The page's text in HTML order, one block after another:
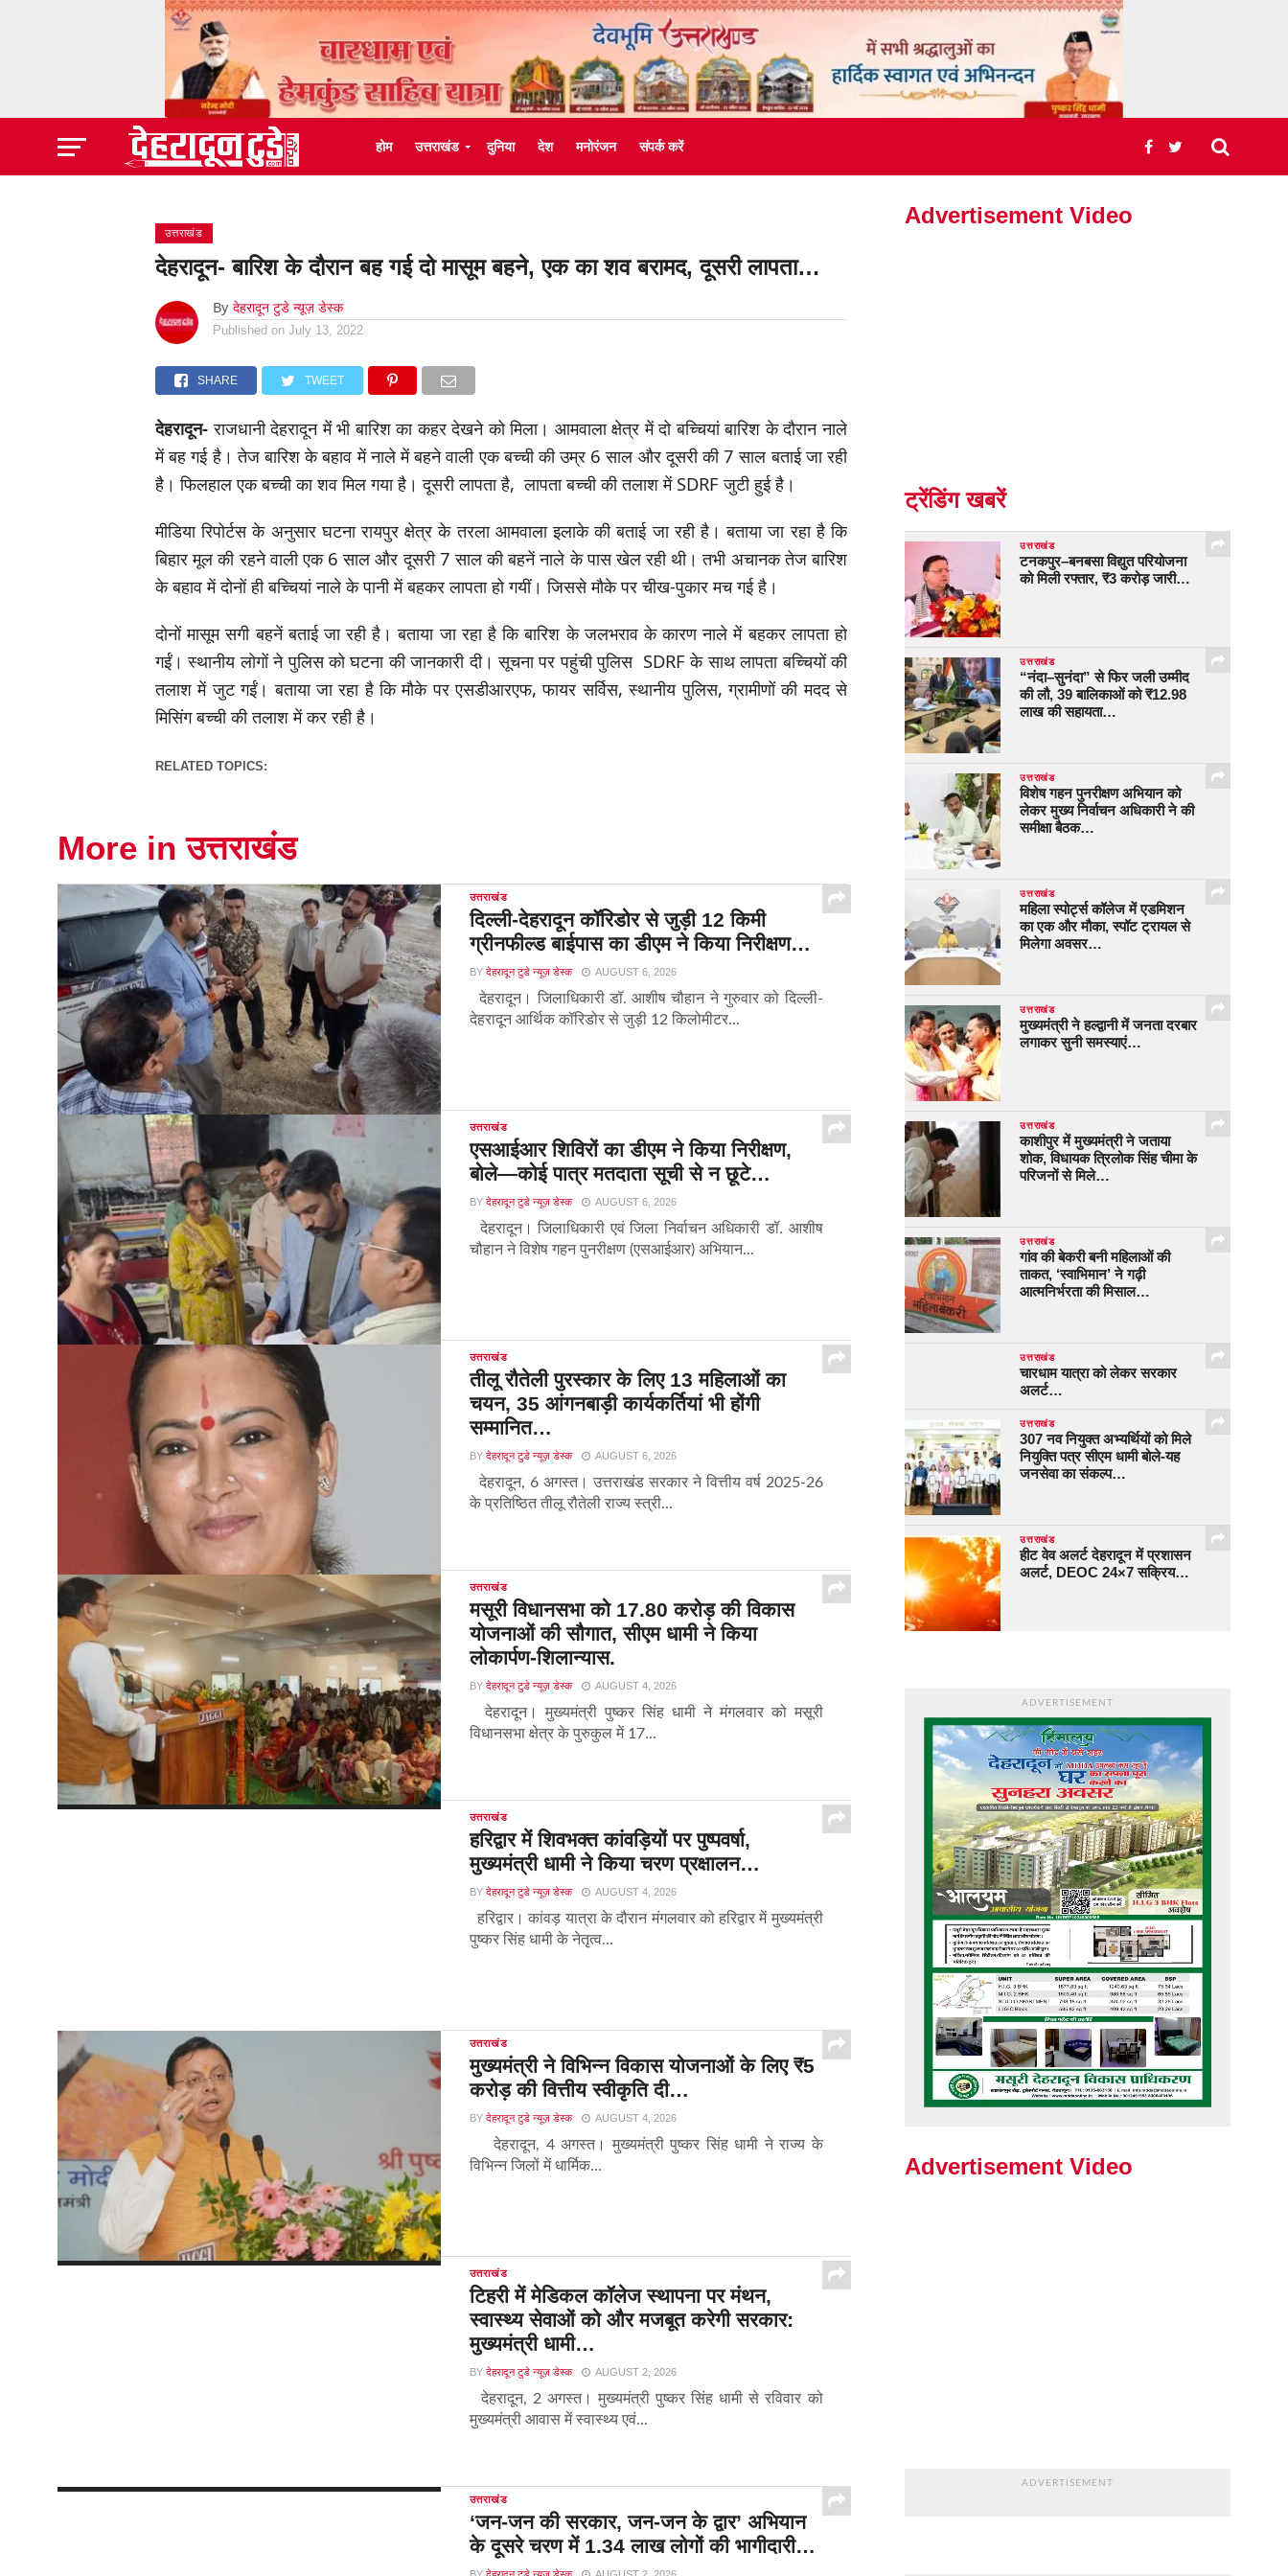
होम उत्तराखंड दुनिया देश मनोरंजन संपर्क करें
उत्तराखंड
देहरादून- बारिश के दौरान बह गई दो मासूम बहने, एक का शव बरामद, दूसरी लापता…
By देहरादून टुडे न्यूज़ डेस्क
Published on July 13, 2022
SHARE TWEET
देहरादून-राजधानी देहरादून मेंं भी बारिश का कहर देखने को मिला। आमवाला क्षेत्र में दो बच्चियां बारिश के दौरान नाले
में बह गई है। तेज बारिश के बहाव में नाले में बहने वाली एक बच्ची की उम्र 6 साल और दूसरी की 7 साल बताई जा रही
है। फिलहाल एक बच्ची का शव मिल गया है। दूसरी लापता है, लापता बच्ची की तलाश में SDRF जुटी हुई है।
मीडिया रिपोर्टस के अनुसार घटना रायपुर क्षेत्र के तरला आमवाला इलाके की बताई जा रही है। बताया जा रहा है कि
बिहार मूल की रहने वाली एक 6 साल और दूसरी 7 साल की बहनें नाले के पास खेल रही थी। तभी अचानक तेज बारिश
के बहाव में दोनों ही बच्चियां नाले के पानी में बहकर लापता हो गयीं। जिससे मौके पर चीख-पुकार मच गई है।
दोनों मासूम सगी बहनें बताई जा रही है। बताया जा रहा है कि बारिश के जलभराव के कारण नाले में बहकर लापता हो
गईं। स्थानीय लोगों ने पुलिस को घटना की जानकारी दी। सूचना पर पहुंची पुलिस SDRF के साथ लापता बच्चियों की
तलाश में जुट गईं। बताया जा रहा है कि मौके पर एसडीआरएफ, फायर सर्विस, स्थानीय पुलिस, ग्रामीणों की मदद से
मिसिंग बच्ची की तलाश में कर रही है।
RELATED TOPICS:
More in उत्तराखंड
उत्तराखंड
दिल्ली-देहरादून कॉरिडोर से जुड़ी 12 किमी
ग्रीनफील्ड बाईपास का डीएम ने किया निरीक्षण…
BY देहरादून टुडे न्यूज़ डेस्क AUGUST 6, 2026
देहरादून। जिलाधिकारी डॉ. आशीष चौहान ने गुरुवार को दिल्ली-
देहरादून आर्थिक कॉरिडोर से जुड़ी 12 किलोमीटर...
उत्तराखंड
एसआईआर शिविरों का डीएम ने किया निरीक्षण,
बोले—कोई पात्र मतदाता सूची से न छूटे…
BY देहरादून टुडे न्यूज़ डेस्क AUGUST 6, 2026
देहरादून। जिलाधिकारी एवं जिला निर्वाचन अधिकारी डॉ. आशीष
चौहान ने विशेष गहन पुनरीक्षण (एसआईआर) अभियान...
उत्तराखंड
तीलू रौतेली पुरस्कार के लिए 13 महिलाओं का
चयन, 35 आंगनबाड़ी कार्यकर्तियां भी होंगी
सम्मानित…
BY देहरादून टुडे न्यूज़ डेस्क AUGUST 6, 2026
देहरादून, 6 अगस्त। उत्तराखंड सरकार ने वित्तीय वर्ष 2025-26
के प्रतिष्ठित तीलू रौतेली राज्य स्त्री...
उत्तराखंड
मसूरी विधानसभा को 17.80 करोड़ की विकास
योजनाओं की सौगात, सीएम धामी ने किया
लोकार्पण-शिलान्यास.
BY देहरादून टुडे न्यूज़ डेस्क AUGUST 4, 2026
देहरादून। मुख्यमंत्री पुष्कर सिंह धामी ने मंगलवार को मसूरी
विधानसभा क्षेत्र के पुरुकुल में 17...
उत्तराखंड
हरिद्वार में शिवभक्त कांवड़ियों पर पुष्पवर्षा,
मुख्यमंत्री धामी ने किया चरण प्रक्षालन…
BY देहरादून टुडे न्यूज़ डेस्क AUGUST 4, 2026
हरिद्वार। कांवड़ यात्रा के दौरान मंगलवार को हरिद्वार में मुख्यमंत्री
पुष्कर सिंह धामी के नेतृत्व...
उत्तराखंड
मुख्यमंत्री ने विभिन्न विकास योजनाओं के लिए ₹5
करोड़ की वित्तीय स्वीकृति दी…
BY देहरादून टुडे न्यूज़ डेस्क AUGUST 4, 2026
देहरादून, 4 अगस्त। मुख्यमंत्री पुष्कर सिंह धामी ने राज्य के
विभिन्न जिलों में धार्मिक...
उत्तराखंड
टिहरी में मेडिकल कॉलेज स्थापना पर मंथन,
स्वास्थ्य सेवाओं को और मजबूत करेगी सरकार:
मुख्यमंत्री धामी…
BY देहरादून टुडे न्यूज़ डेस्क AUGUST 2, 2026
देहरादून, 2 अगस्त। मुख्यमंत्री पुष्कर सिंह धामी से रविवार को
मुख्यमंत्री आवास में स्वास्थ्य एवं...
उत्तराखंड
‘जन-जन की सरकार, जन-जन के द्वार’ अभियान
के दूसरे चरण में 1.34 लाख लोगों की भागीदारी…
Advertisement Video
ट्रेंडिंग खबरें
उत्तराखंड
टनकपुर–बनबसा विद्युत परियोजना
को मिली रफ्तार, ₹3 करोड़ जारी…
उत्तराखंड
“नंदा–सुनंदा” से फिर जली उम्मीद
की लौ, 39 बालिकाओं को ₹12.98
लाख की सहायता…
उत्तराखंड
विशेष गहन पुनरीक्षण अभियान को
लेकर मुख्य निर्वाचन अधिकारी ने की
समीक्षा बैठक…
उत्तराखंड
महिला स्पोर्ट्स कॉलेज में एडमिशन
का एक और मौका, स्पॉट ट्रायल से
मिलेगा अवसर…
उत्तराखंड
मुख्यमंत्री ने हल्द्वानी में जनता दरबार
लगाकर सुनी समस्याएं…
उत्तराखंड
काशीपुर में मुख्यमंत्री ने जताया
शोक, विधायक त्रिलोक सिंह चीमा के
परिजनों से मिले…
उत्तराखंड
गांव की बेकरी बनी महिलाओं की
ताकत, ‘स्वाभिमान’ ने गढ़ी
आत्मनिर्भरता की मिसाल…
उत्तराखंड
चारधाम यात्रा को लेकर सरकार
अलर्ट…
उत्तराखंड
307 नव नियुक्त अभ्यर्थियों को मिले
नियुक्ति पत्र सीएम धामी बोले-यह
जनसेवा का संकल्प…
उत्तराखंड
हीट वेव अलर्ट देहरादून में प्रशासन
अलर्ट, DEOC 24×7 सक्रिय…
ADVERTISEMENT
Advertisement Video
ADVERTISEMENT